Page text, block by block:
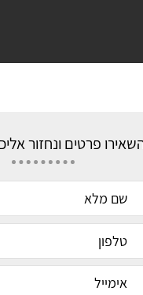
פרטים ונחזור